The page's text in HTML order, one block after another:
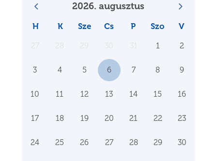
2026. augusztus
H K Sze Cs P Szo V
1 2
3 4 5 6 7 8 9
10 11 12 13 14 15 16
17 18 19 20 21 22 23
24 25 26 27 28 29 30